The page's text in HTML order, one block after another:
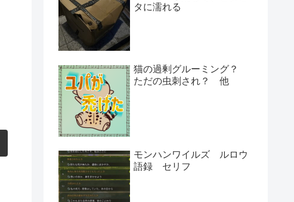
タに濡れる
猫の過剰グルーミング？
ただの虫刺され？ 他
モンハンワイルズ ルロウ
語録 セリフ